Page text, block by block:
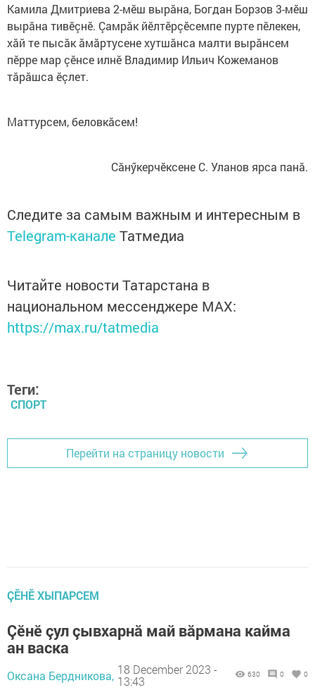
Камила Дмитриева 2-мӗш вырӑна, Богдан Борзов 3-мӗш
вырӑна тивӗçнӗ. Çамрӑк йӗлтӗрçӗсемпе пурте пӗлекен,
хӑй те пысӑк ӑмӑртусене хутшӑнса малти вырӑнсем
пӗрре мар çӗнсе илнӗ Владимир Ильич Кожеманов
тӑрӑшса ӗçлет.
Маттурсем, беловкăсем!
Сăнӳкерчӗксене С. Уланов ярса панă.
Следите за самым важным и интересным в
Telegram-канале Татмедиа
Читайте новости Татарстана в
национальном мессенджере MАХ:
https://max.ru/tatmedia
Теги:
СПОРТ
Перейти на страницу новости
ÇӖНӖ ХЫПАРСЕМ
Çĕнĕ çул çывхарнă май вăрмана кайма
ан васка
Оксана Бердникова, 18 December 2023 -
13:43
630 0 0